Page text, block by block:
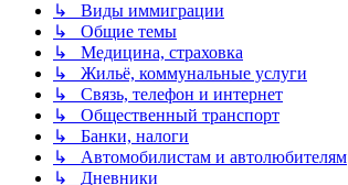
↳ Виды иммиграции
↳ Общие темы
↳ Медицина, страховка
↳ Жильё, коммунальные услуги
↳ Связь, телефон и интернет
↳ Общественный транспорт
↳ Банки, налоги
↳ Автомобилистам и автолюбителям
↳ Дневники